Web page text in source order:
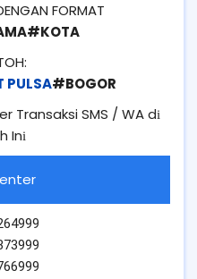
FORMAT
PULSA#BOGOR
Transaksi SMS / WA dі
Inі